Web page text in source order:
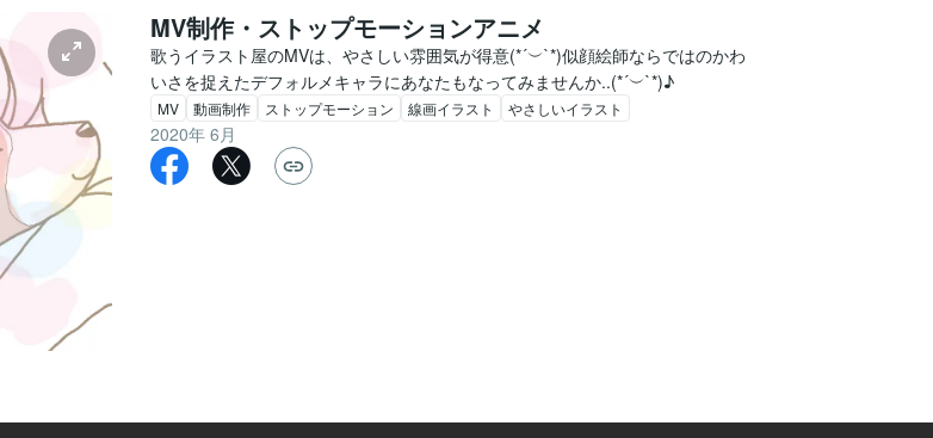
MV制作・ストップモーションアニメ
歌うイラスト屋のMVは、やさしい雰囲気が得意(*´︶`*)似顔絵師ならではのかわ
いさを捉えたデフォルメキャラにあなたもなってみませんか..(*´︶`*)♪
MV 動画制作 ストップモーション 線画イラスト やさしいイラスト
2020年 6月